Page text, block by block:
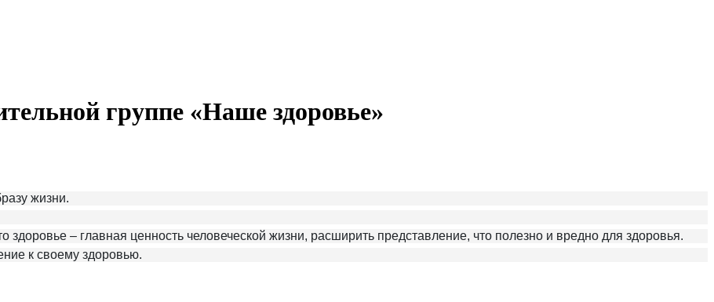
группе «Наше здоровье»
жизни.
здоровье – главная ценность человеческой жизни, расширить представление, что полезно и вредно для здоровья.
к своему здоровью.